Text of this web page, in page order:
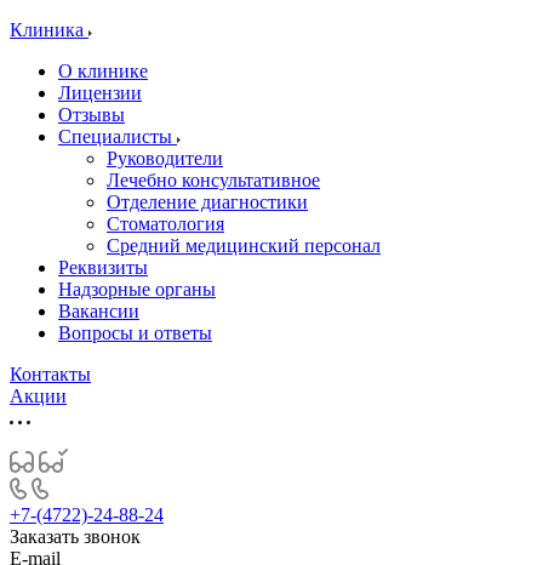
Клиника
О клинике
Лицензии
Отзывы
Специалисты
Руководители
Лечебно консультативное
Отделение диагностики
Стоматология
Средний медицинский персонал
Реквизиты
Надзорные органы
Вакансии
Вопросы и ответы
Контакты
Акции
+7-(4722)-24-88-24
Заказать звонок
E-mail